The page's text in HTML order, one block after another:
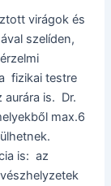
virágok és
szelíden,
fizikai testre
aurára is. Dr.
max.6
is: az